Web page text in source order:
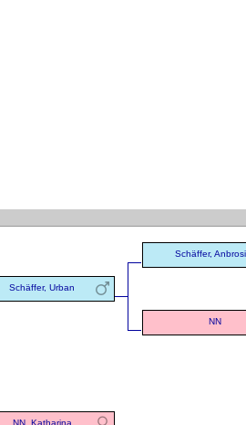
Schäffer, Urban
Schäffer,
NN
NN, Katharina